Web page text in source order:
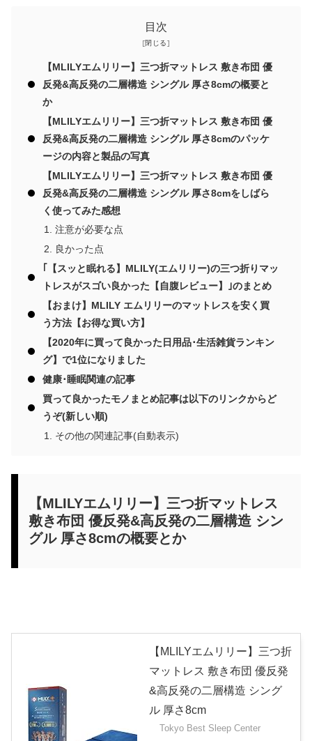
目次
【MLILYエムリリー】三つ折マットレス 敷き布団 優
反発&高反発の二層構造 シングル 厚さ8cmの概要と
か
【MLILYエムリリー】三つ折マットレス 敷き布団 優
反発&高反発の二層構造 シングル 厚さ8cmのパッケ
ージの内容と製品の写真
【MLILYエムリリー】三つ折マットレス 敷き布団 優
反発&高反発の二層構造 シングル 厚さ8cmをしばら
く使ってみた感想
注意が必要な点
良かった点
｢【スッと眠れる】MLILY(エムリリー)の三つ折りマッ
トレスがスゴい良かった【自腹レビュー】｣のまとめ
【おまけ】MLILY エムリリーのマットレスを安く買
う方法【お得な買い方】
【2020年に買って良かった日用品･生活雑貨ランキン
グ】で1位になりました
健康･睡眠関連の記事
買って良かったモノまとめ記事は以下のリンクからど
うぞ(新しい順)
その他の関連記事(自動表示)
【MLILYエムリリー】三つ折マットレス
敷き布団 優反発&高反発の二層構造 シン
グル 厚さ8cmの概要とか
【MLILYエムリリー】三つ折
マットレス 敷き布団 優反発
&高反発の二層構造 シング
ル 厚さ8cm
Tokyo Best Sleep Center